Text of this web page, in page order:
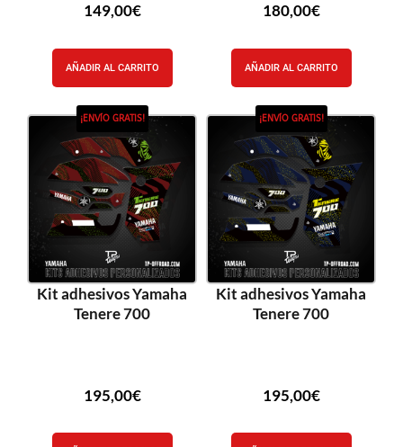
149,00€
AÑADIR AL CARRITO
180,00€
AÑADIR AL CARRITO
¡ENVÍO GRATIS!
Kit adhesivos Yamaha
Tenere 700
195,00€
¡ENVÍO GRATIS!
Kit adhesivos Yamaha
Tenere 700
195,00€